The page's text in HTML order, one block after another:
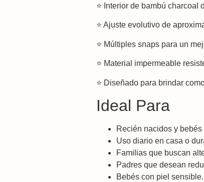
⭐ Interior de bambú charcoal
⭐ Ajuste evolutivo de
⭐ Múltiples snaps para un
⭐ Material impermeable
⭐ Diseñado para brindar
Ideal Para
Recién nacidos y
Uso diario en casa o
Familias que buscan
Padres que desean
Bebés con piel sensible.